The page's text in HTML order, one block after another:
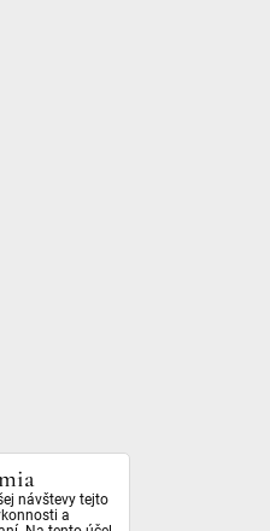
návštevy tejto
a